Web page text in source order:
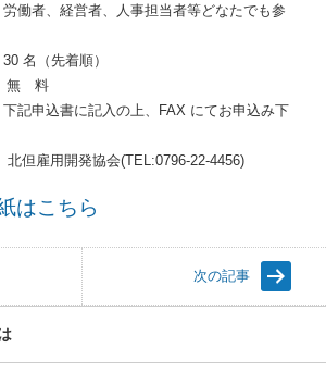
経営者、人事担当者等どなたでも参
（先着順）
料
書に記入の上、FAX にてお申込み下
雇用開発協会(TEL:0796-22-4456)
はこちら
次の記事